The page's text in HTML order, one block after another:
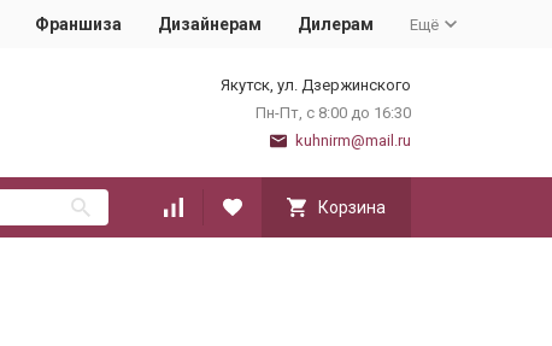
Франшиза Дизайнерам Дилерам Ещё
Якутск, ул. Дзержинского
Пн-Пт, с 8:00 до 16:30
kuhnirm@mail.ru
Корзина